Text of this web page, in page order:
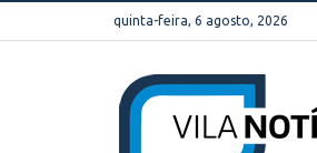
quinta-feira, 6 agosto, 2026